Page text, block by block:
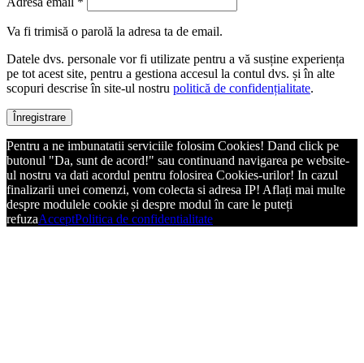
Va fi trimisă o parolă la adresa ta de email.
Datele dvs. personale vor fi utilizate pentru a vă susține experiența
pe tot acest site, pentru a gestiona accesul la contul dvs. și în alte
scopuri descrise în site-ul nostru politică de confidențialitate.
Înregistrare
Pentru a ne imbunatatii serviciile folosim Cookies! Dand click pe
butonul "Da, sunt de acord!" sau continuand navigarea pe website-
ul nostru va dati acordul pentru folosirea Cookies-urilor! In cazul
finalizarii unei comenzi, vom colecta si adresa IP! Aflați mai multe
despre modulele cookie și despre modul în care le puteți
refuzaAcceptPolitica de confidentialitate